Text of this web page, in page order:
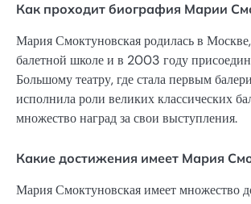
Как проходит биография Марии
Мария Смоктуновская родилась в
балетной школе и в 2003 году
Большому театру, где стала первым
исполнила роли великих классических
множество наград за свои выступления.
Какие достижения имеет Мария
Мария Смоктуновская имеет множество